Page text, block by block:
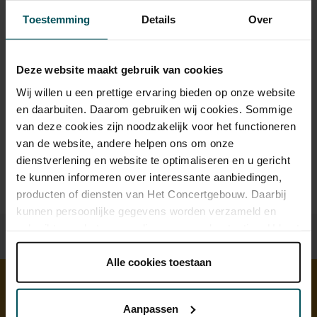
Toestemming Details Over
Deze website maakt gebruik van cookies
Wij willen u een prettige ervaring bieden op onze website
en daarbuiten. Daarom gebruiken wij cookies. Sommige
van deze cookies zijn noodzakelijk voor het functioneren
van de website, andere helpen ons om onze
dienstverlening en website te optimaliseren en u gericht
te kunnen informeren over interessante aanbiedingen,
producten of diensten van Het Concertgebouw. Daarbij
kunnen persoonlijke gegevens worden verzameld en
onder 'aanpassen' zelf welke cookies wij mogen
Lees onze cookieverklaring hier. Lees onze
Alle cookies toestaan
Aanpassen
jaar? Eventuele sprintkaarten zijn 4 uur van tevoren via de
online bestelflow beschikbaar.
sprintkaarten
Prijzen zijn exclusief transactiekosten: € 5 per bestelling. Wilt
u rolstoelplaatsen bestellen? Mail naar
kassa@concertgebouw.nl of bel de Concertgebouwlijn op
020 – 671 83 45.